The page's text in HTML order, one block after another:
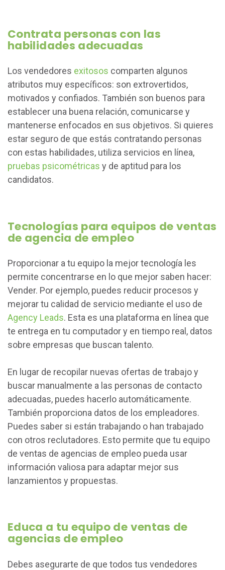
Contrata personas con las
habilidades adecuadas
Los vendedores exitosos comparten algunos
atributos muy específicos: son extrovertidos,
motivados y confiados. También son buenos para
establecer una buena relación, comunicarse y
mantenerse enfocados en sus objetivos. Si quieres
estar seguro de que estás contratando personas
con estas habilidades, utiliza servicios en línea,
pruebas psicométricas y de aptitud para los
candidatos.
Tecnologías para equipos de ventas
de agencia de empleo
Proporcionar a tu equipo la mejor tecnología les
permite concentrarse en lo que mejor saben hacer:
Vender. Por ejemplo, puedes reducir procesos y
mejorar tu calidad de servicio mediante el uso de
Agency Leads. Esta es una plataforma en línea que
te entrega en tu computador y en tiempo real, datos
sobre empresas que buscan talento.
En lugar de recopilar nuevas ofertas de trabajo y
buscar manualmente a las personas de contacto
adecuadas, puedes hacerlo automáticamente.
También proporciona datos de los empleadores.
Puedes saber si están trabajando o han trabajado
con otros reclutadores. Esto permite que tu equipo
de ventas de agencias de empleo pueda usar
información valiosa para adaptar mejor sus
lanzamientos y propuestas.
Educa a tu equipo de ventas de
agencias de empleo
Debes asegurarte de que todos tus vendedores